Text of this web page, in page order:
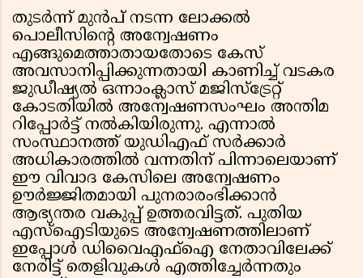
തുടർന്ന് മുൻപ് നടന്ന ലോക്കൽ
പൊലീസിന്റെ അന്വേഷണം
എങ്ങുമെത്താതായതോടെ കേസ്
അവസാനിപ്പിക്കുന്നതായി കാണിച്ച് വടകര
ജുഡീഷ്യൽ ഒന്നാംക്ലാസ് മജിസ്ട്രേറ്റ്
കോടതിയിൽ അന്വേഷണസംഘം അന്തിമ
റിപ്പോർട്ട് നൽകിയിരുന്നു. എന്നാൽ
സംസ്ഥാനത്ത് യുഡിഎഫ് സർക്കാർ
അധികാരത്തിൽ വന്നതിന് പിന്നാലെയാണ്
ഈ വിവാദ കേസിലെ അന്വേഷണം
ഊർജ്ജിതമായി പുനരാരംഭിക്കാൻ
ആഭ്യന്തര വകുപ്പ് ഉത്തരവിട്ടത്. പുതിയ
എസ്ഐടിയുടെ അന്വേഷണത്തിലാണ്
ഇപ്പോൾ ഡിവൈഎഫ്ഐ നേതാവിലേക്ക്
നേരിട്ട് തെളിവുകൾ എത്തിച്ചേർന്നതും